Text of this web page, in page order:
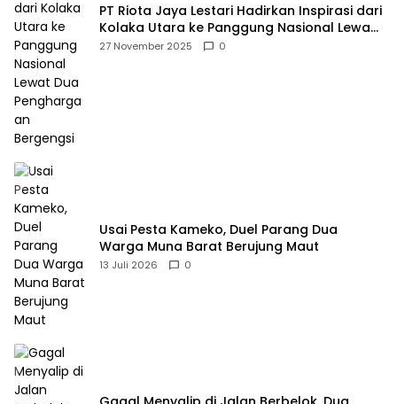
PT Riota Jaya Lestari Hadirkan Inspirasi dari
Kolaka Utara ke Panggung Nasional Lewat
Dua Penghargaan Bergengsi
27 November 2025 0
Usai Pesta Kameko, Duel Parang Dua
Warga Muna Barat Berujung Maut
13 Juli 2026 0